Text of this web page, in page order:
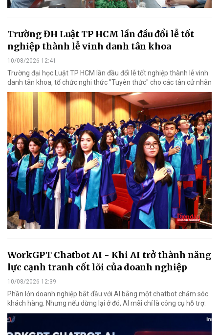
Trường ĐH Luật TP HCM lần đầu đổi lễ tốt
nghiệp thành lễ vinh danh tân khoa
10/08/2026 12:41
Trường đại học Luật TP HCM lần đầu đổi lễ tốt nghiệp thành lễ vinh
danh tân khoa, tổ chức nghi thức "Tuyên thức" cho các tân cử nhân
WorkGPT Chatbot AI - Khi AI trở thành năng
lực cạnh tranh cốt lõi của doanh nghiệp
10/08/2026 12:39
Phần lớn doanh nghiệp bắt đầu với AI bằng một chatbot chăm sóc
khách hàng. Nhưng nếu dừng lại ở đó, AI mãi chỉ là công cụ hỗ trợ.